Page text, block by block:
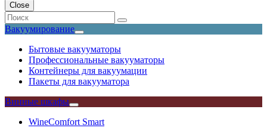
Close
Вакуумирование
Бытовые вакууматоры
Профессиональные вакууматоры
Контейнеры для вакуумации
Пакеты для вакууматора
Винные шкафы
WineComfort Smart